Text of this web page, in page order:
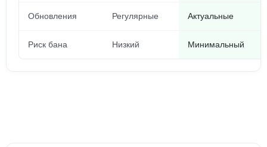
Обновления Регулярные Актуальные
Риск бана Низкий Минимальный